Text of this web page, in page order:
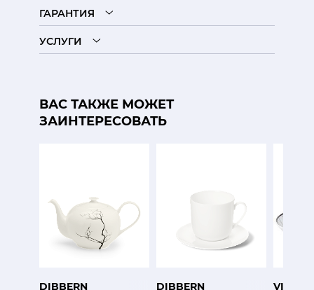
ГАРАНТИЯ
УСЛУГИ
ВАС ТАКЖЕ МОЖЕТ
ЗАИНТЕРЕСОВАТЬ
DIBBERN DIBBERN VISTA